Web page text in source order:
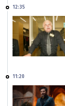
12:35
11:20